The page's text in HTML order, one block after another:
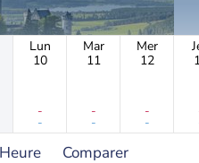
Lun
10
-
-
Mar
11
-
-
Mer
12
-
-
Comparer